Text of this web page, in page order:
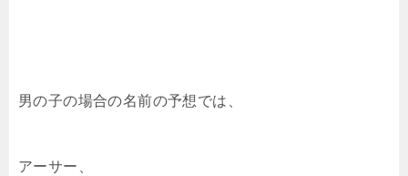
男の子の場合の名前の予想では、
アーサー、